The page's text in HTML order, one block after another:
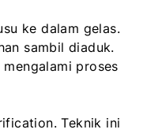
ke dalam gelas.
sambil diaduk.
proses
Teknik ini